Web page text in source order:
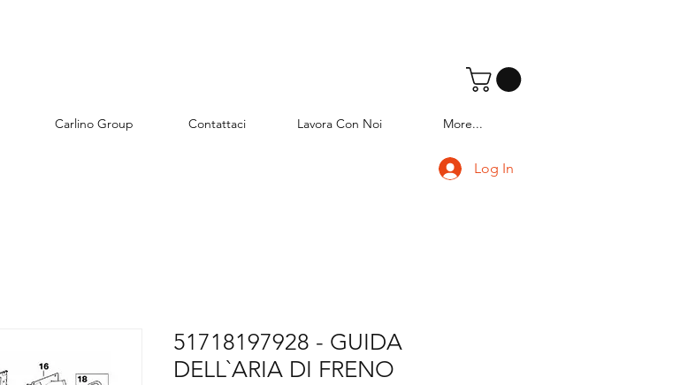
Carlino Group Contattaci Lavora Con Noi More...
Log In
51718197928 - GUIDA
DELL`ARIA DI FRENO